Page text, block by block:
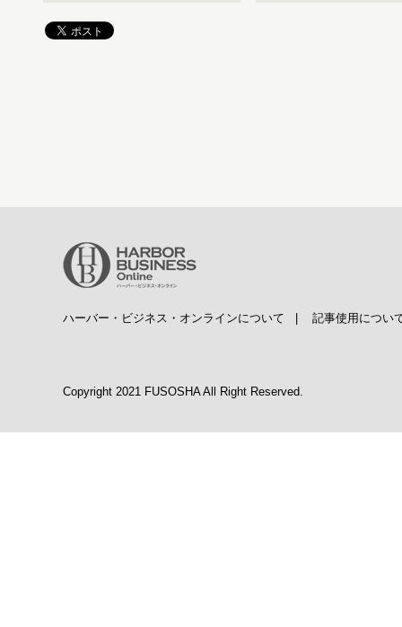
ハーバー・ビジネス・オンラインについて 記事使用につい
Copyright 2021 FUSOSHA All Right Reserved.